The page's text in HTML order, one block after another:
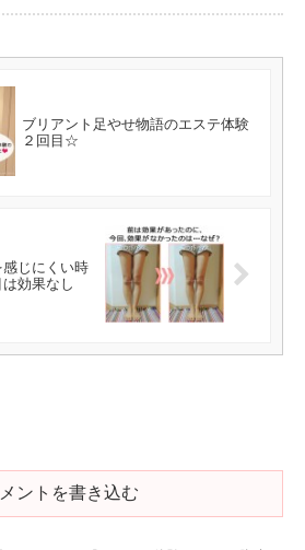
ブリアント足やせ物語のエステ体験
２回目☆
じにくい時
効果なし
ントを書き込む